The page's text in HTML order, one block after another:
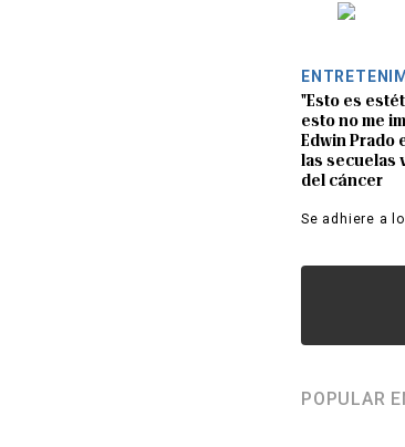
"Esto es
esto no me
Edwin Prado
las secuelas
del cáncer
Se adhiere a
POPULAR